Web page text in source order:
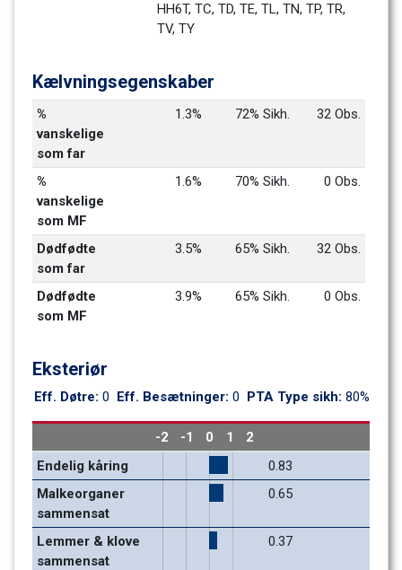
HH6T, TC, TD, TE, TL, TN, TP, TR,
TV, TY
Kælvningsegenskaber
%
vanskelige
som far
1.3% 72% Sikh. 32 Obs.
%
vanskelige
som MF
1.6% 70% Sikh. 0 Obs.
Dødfødte
som far
3.5% 65% Sikh. 32 Obs.
Dødfødte
som MF
3.9% 65% Sikh. 0 Obs.
Eksteriør
Eff. Døtre: 0 Eff. Besætninger: 0 PTA Type sikh: 80%
-2 -1 0 1
2
Endelig kåring
0.83
Malkeorganer
sammensat
0.65
Lemmer & klove
sammensat
0.37